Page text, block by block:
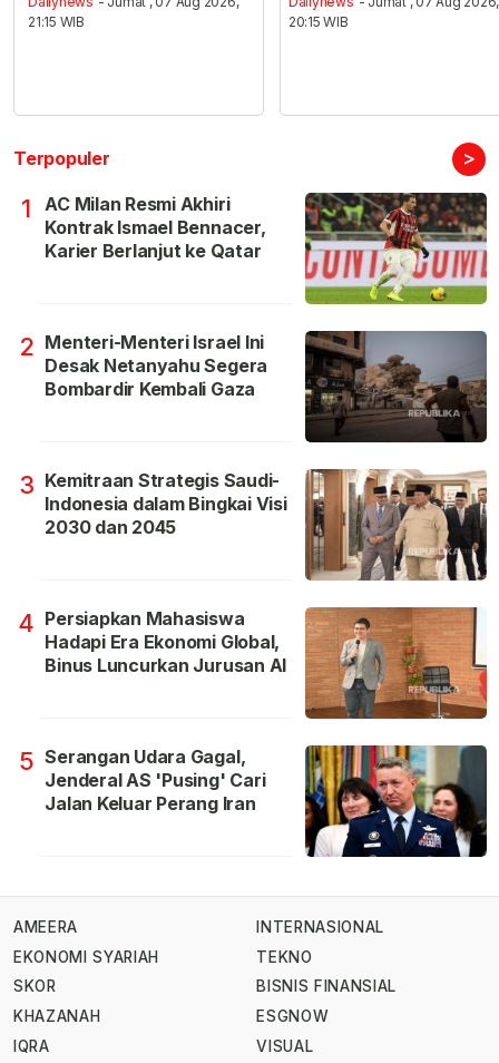
21:15 WIB
20:15 WIB
Terpopuler >
1
AC Milan Resmi Akhiri
Kontrak Ismael Bennacer,
Karier Berlanjut ke Qatar
2 Menteri-Menteri Israel Ini
Desak Netanyahu Segera
Bombardir Kembali Gaza
3 Kemitraan Strategis Saudi-
Indonesia dalam Bingkai Visi
2030 dan 2045
4 Persiapkan Mahasiswa
Hadapi Era Ekonomi Global,
Binus Luncurkan Jurusan AI
5 Serangan Udara Gagal,
Jenderal AS 'Pusing' Cari
Jalan Keluar Perang Iran
AMEERA
EKONOMI SYARIAH
SKOR
KHAZANAH
IQRA
INTERNASIONAL
TEKNO
BISNIS FINANSIAL
ESGNOW
VISUAL